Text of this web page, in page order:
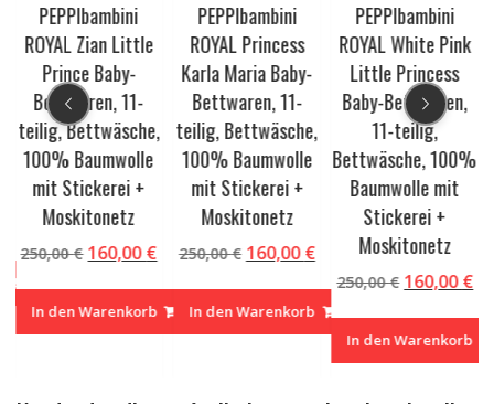
€.
PEPPIbambini
ROYAL Zian Little
Prince Baby-
Bettwaren, 11-
teilig, Bettwäsche,
100% Baumwolle
mit Stickerei +
Moskitonetz
250,00€ Ursprünglicher
war:
250,00 €
160,00€Aktueller
ist:
160,00 €.
In den Warenkorb
PEPPIbambini
ROYAL Princess
Karla Maria Baby-
Bettwaren, 11-
teilig, Bettwäsche,
100% Baumwolle
mit Stickerei +
Moskitonetz
250,00€ Ursprünglicher
war:
250,00 €
160,00€Aktueller
Preis
ist:
160,00 €.
In den Warenkorb
PEPPIbambini
ROYAL White Pink
Little Princess
Baby-Bettwaren,
11-teilig,
Bettwäsche, 100%
Baumwolle mit
Stickerei +
Moskitonetz
250,00€
war:
250,00 €
160,00€
In den Warenkorb